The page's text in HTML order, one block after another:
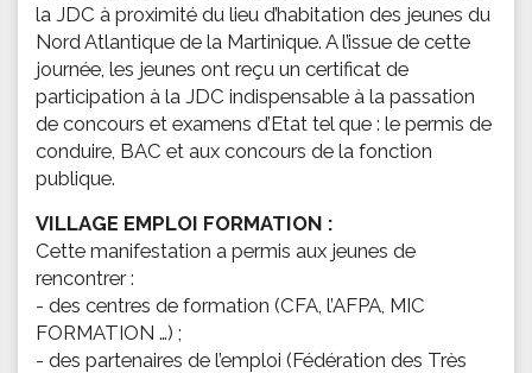
la JDC à proximité du lieu d’habitation des jeunes du
Nord Atlantique de la Martinique. A l’issue de cette
journée, les jeunes ont reçu un certificat de
participation à la JDC indispensable à la passation
de concours et examens d’Etat tel que : le permis de
conduire, BAC et aux concours de la fonction
publique.
VILLAGE EMPLOI FORMATION :
Cette manifestation a permis aux jeunes de
rencontrer :
- des centres de formation (CFA, l’AFPA, MIC
FORMATION …) ;
- des partenaires de l’emploi (Fédération des Très